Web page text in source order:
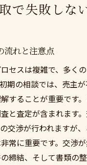
で失敗しな
流れと注意点
セスは複雑で、多く
期の相談では、売主
することが重要です
と査定が含まれます
交渉が行われますが
常に重要です。交渉
締結、そして書類の